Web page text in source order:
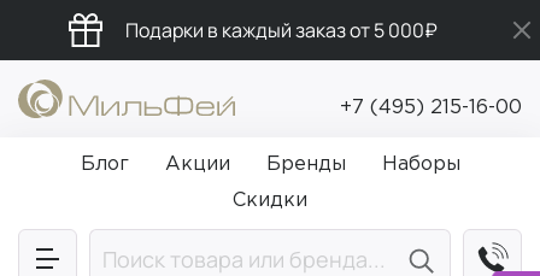
Подарки в каждый заказ от 5 000₽
Промокод ПРИВЕТ
Бесплатная доставка от 5 000₽
+7 (495) 215-16-00
Блог Акции Бренды
Наборы
Скидки